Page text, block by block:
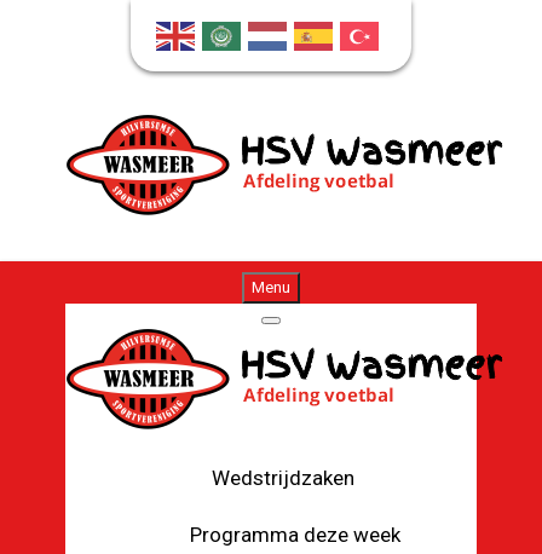
Menu
Wedstrijdzaken
Programma deze week